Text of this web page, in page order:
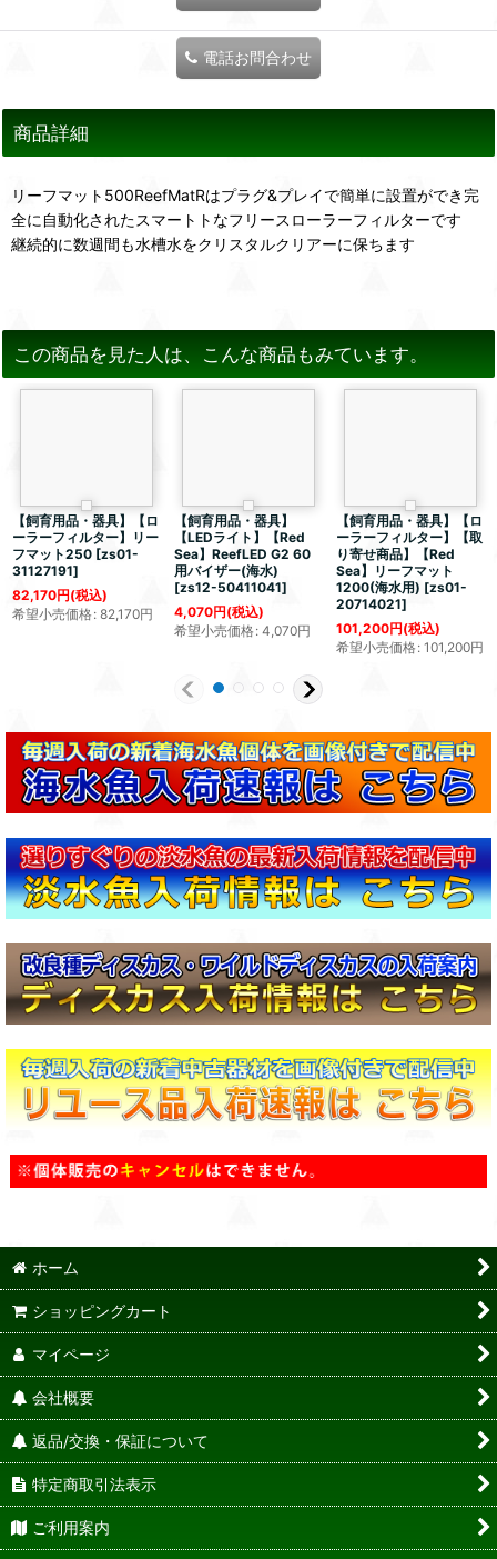
電話お問合わせ
商品詳細
リーフマット500ReefMatRはプラグ&プレイで簡単に設置ができ完
全に自動化されたスマートトなフリースローラーフィルターです
継続的に数週間も水槽水をクリスタルクリアーに保ちます
この商品を見た人は、こんな商品もみています。
【飼育用品・器具】【ロ
ーラーフィルター】リー
フマット250 [zs01-
31127191]
82,170円(税込)
希望小売価格: 82,170円
【飼育用品・器具】
【LEDライト】【Red
Sea】ReefLED G2 60
用バイザー(海水)
[zs12-50411041]
4,070円(税込)
希望小売価格: 4,070円
【飼育用品・器具】【ロ
ーラーフィルター】【取
り寄せ商品】【Red
Sea】リーフマット
1200(海水用) [zs01-
20714021]
101,200円(税込)
希望小売価格: 101,200円
ホーム
ショッピングカート
マイページ
会社概要
返品/交換・保証について
特定商取引法表示
ご利用案内